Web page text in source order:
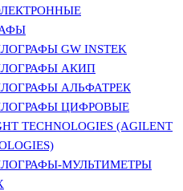
GW INSTEK
АКИП
АЛЬФАТРЕК
ЦИФРОВЫЕ
TECHNOLOGIES (AGILENT
МУЛЬТИМЕТРЫ